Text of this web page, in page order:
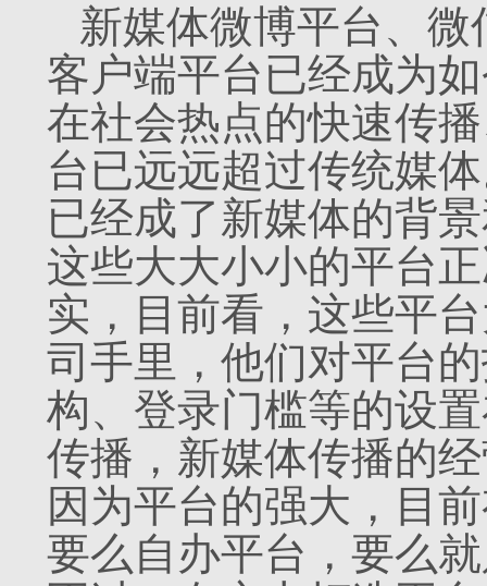
新媒体微博平台、
客户端平台已经成为
在社会热点的快速传
台已远远超过传统媒
已经成了新媒体的背
这些大大小小的平台
实，目前看，这些平
司手里，他们对平台
构、登录门槛等的设
传播，新媒体传播的
因为平台的强大，目
要么自办平台，要么